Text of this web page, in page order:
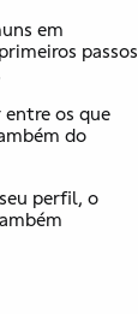
em
passos
os que
do
perfil, o